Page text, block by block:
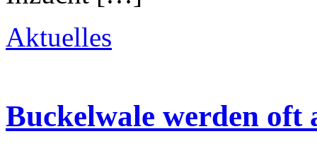
Aktuelles
Buckelwale werden oft